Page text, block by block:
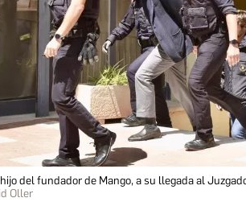
del fundador de Mango, a su llegada al
Oller